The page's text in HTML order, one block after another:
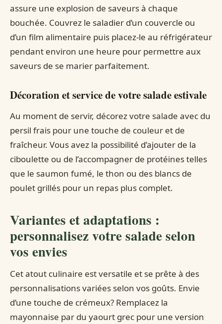
assure une explosion de saveurs à chaque
bouchée. Couvrez le saladier d’un couvercle ou
d’un film alimentaire puis placez-le au réfrigérateur
pendant environ une heure pour permettre aux
saveurs de se marier parfaitement.
Décoration et service de votre salade estivale
Au moment de servir, décorez votre salade avec du
persil frais pour une touche de couleur et de
fraîcheur. Vous avez la possibilité d’ajouter de la
ciboulette ou de l’accompagner de protéines telles
que le saumon fumé, le thon ou des blancs de
poulet grillés pour un repas plus complet.
Variantes et adaptations :
personnalisez votre salade selon
vos envies
Cet atout culinaire est versatile et se prête à des
personnalisations variées selon vos goûts. Envie
d’une touche de crémeux? Remplacez la
mayonnaise par du yaourt grec pour une version